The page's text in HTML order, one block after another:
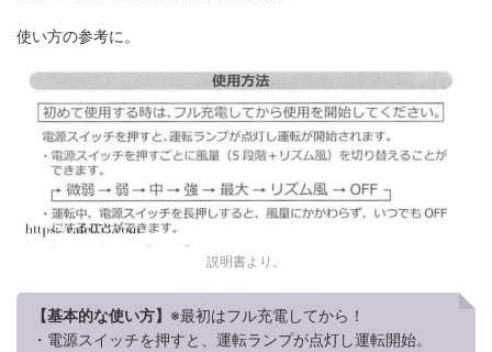
使い方の参考に。
説明書より。
【基本的な使い方】 ※最初はフル充電してから！
・電源スイッチを押すと、運転ランプが点灯し運転開始。